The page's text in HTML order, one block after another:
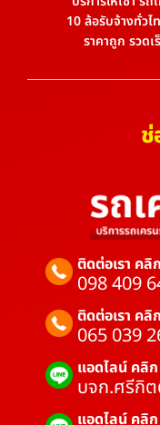
10 ล้อรับจ้างทั่ว
ราคาถูก รวด
ติดต่อเรา คลิก
098 409
ติดต่อเรา คลิก
065 039
แอดไลน์ คลิก
บจก.ศรีกิ
แอดไลน์ คลิก